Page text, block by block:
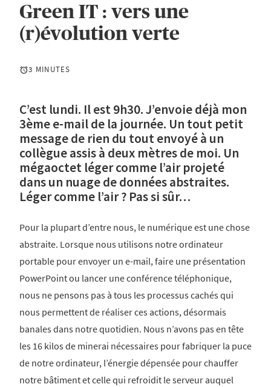
Green IT : vers une
(r)évolution verte
3 MINUTES
C’est lundi. Il est 9h30. J’envoie déjà mon
3ème e-mail de la journée. Un tout petit
message de rien du tout envoyé à un
collègue assis à deux mètres de moi. Un
mégaoctet léger comme l’air projeté
dans un nuage de données abstraites.
Léger comme l’air ? Pas si sûr…
Pour la plupart d’entre nous, le numérique est une chose
abstraite. Lorsque nous utilisons notre ordinateur
portable pour envoyer un e-mail, faire une présentation
PowerPoint ou lancer une conférence téléphonique,
nous ne pensons pas à tous les processus cachés qui
nous permettent de réaliser ces actions, désormais
banales dans notre quotidien. Nous n’avons pas en tête
les 16 kilos de minerai nécessaires pour fabriquer la puce
de notre ordinateur, l’énergie dépensée pour chauffer
notre bâtiment et celle qui refroidit le serveur auquel